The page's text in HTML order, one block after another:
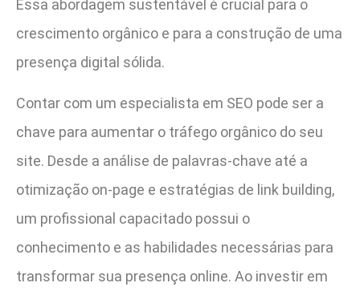
Essa abordagem sustentável é crucial para o
crescimento orgânico e para a construção de uma
presença digital sólida.
Contar com um especialista em SEO pode ser a
chave para aumentar o tráfego orgânico do seu
site. Desde a análise de palavras-chave até a
otimização on-page e estratégias de link building,
um profissional capacitado possui o
conhecimento e as habilidades necessárias para
transformar sua presença online. Ao investir em